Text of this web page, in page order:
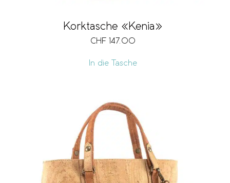
Korktasche «Kenia»
CHF 147.00
In die Tasche